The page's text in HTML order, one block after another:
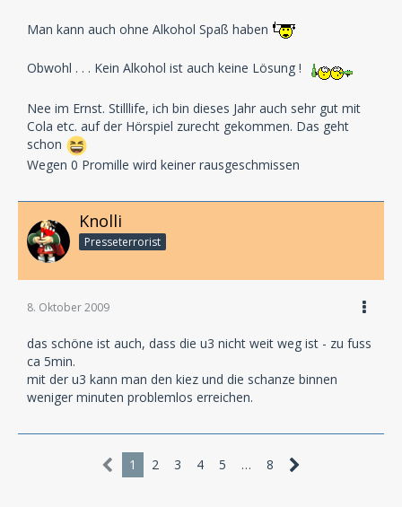
Man kann auch ohne Alkohol Spaß haben
Obwohl . . . Kein Alkohol ist auch keine Lösung !
Nee im Ernst. Stilllife, ich bin dieses Jahr auch sehr gut mit
Cola etc. auf der Hörspiel zurecht gekommen. Das geht
schon
Wegen 0 Promille wird keiner rausgeschmissen
Knolli
Presseterrorist
8. Oktober 2009
das schöne ist auch, dass die u3 nicht weit weg ist - zu fuss
ca 5min.
mit der u3 kann man den kiez und die schanze binnen
weniger minuten problemlos erreichen.
1 2 3 4 5 … 8